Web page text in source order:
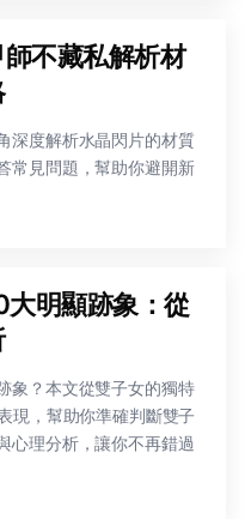
不藏私解析材
深度解析水晶閃片的材質
常見問題，幫助你避開新
明顯跡象：從
象？本文從雙子女的獨特
現，幫助你準確判斷雙子
心理分析，讓你不再錯過